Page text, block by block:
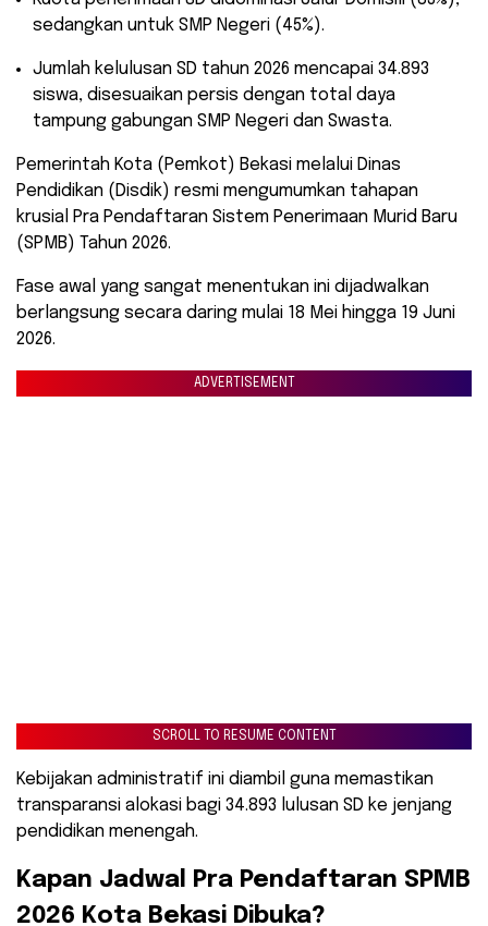
sedangkan untuk SMP Negeri (45%).
​Jumlah kelulusan SD tahun 2026 mencapai 34.893
siswa, disesuaikan persis dengan total daya
tampung gabungan SMP Negeri dan Swasta.
​Pemerintah Kota (Pemkot) Bekasi melalui Dinas
Pendidikan (Disdik) resmi mengumumkan tahapan
krusial Pra Pendaftaran Sistem Penerimaan Murid Baru
(SPMB) Tahun 2026.
Fase awal yang sangat menentukan ini dijadwalkan
berlangsung secara daring mulai 18 Mei hingga 19 Juni
2026.
ADVERTISEMENT
SCROLL TO RESUME CONTENT
Kebijakan administratif ini diambil guna memastikan
transparansi alokasi bagi 34.893 lulusan SD ke jenjang
pendidikan menengah.
​Kapan Jadwal Pra Pendaftaran SPMB
2026 Kota Bekasi Dibuka?